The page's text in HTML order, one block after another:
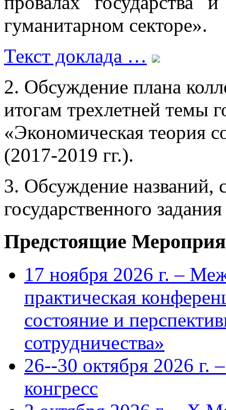
гуманитарном секторе».
Текст доклада …
2. Обсуждение плана
итогам трехлетней темы
«Экономическая теория
(2017-2019 гг.).
3. Обсуждение названий,
государственного
Предстоящие
17 ноября 2026 г. –
практическая
состояние и
сотрудничества»
26--30 октября 2026 г.
конгресс